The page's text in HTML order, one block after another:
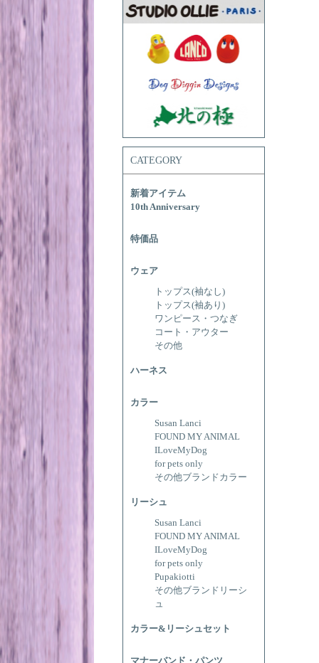
CATEGORY
新着アイテム
10th Anniversary
特価品
ウェア
トップス(袖なし)
トップス(袖あり)
ワンピース・つなぎ
コート・アウター
その他
ハーネス
カラー
Susan Lanci
FOUND MY ANIMAL
ILoveMyDog
for pets only
その他ブランドカラー
リーシュ
Susan Lanci
FOUND MY ANIMAL
ILoveMyDog
for pets only
Pupakiotti
その他ブランドリーシ
ュ
カラー&リーシュセット
マナーバンド・パンツ